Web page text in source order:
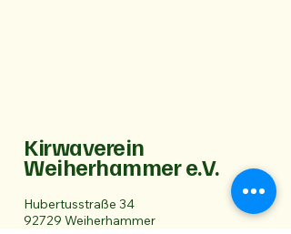
Kirwaverein
Weiherhammer e.V.
Hubertusstraße 34
92729 Weiherhammer